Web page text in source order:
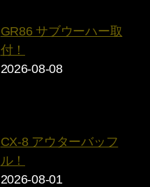
GR86 サブウーハー取
付！
2026-08-08
CX-8 アウターバッフ
ル！
2026-08-01